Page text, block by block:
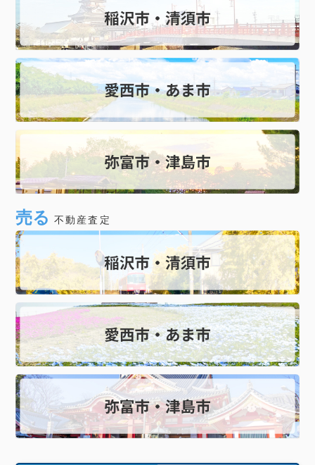
売る 不動産査定